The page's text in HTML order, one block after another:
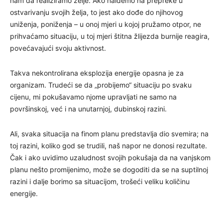
ostvarivanju svojih želja, to jest ako dođe do njihovog
uniženja, poniženja – u onoj mjeri u kojoj pružamo otpor, ne
prihvaćamo situaciju, u toj mjeri štitna žlijezda burnije reagira,
povećavajući svoju aktivnost.
Takva nekontrolirana eksplozija energije opasna je za
organizam. Trudeći se da „probijemo“ situaciju po svaku
cijenu, mi pokušavamo njome upravljati ne samo na
površinskoj, već i na unutarnjoj, dubinskoj razini.
Ali, svaka situacija na finom planu predstavlja dio svemira; na
toj razini, koliko god se trudili, naš napor ne donosi rezultate.
Čak i ako uvidimo uzaludnost svojih pokušaja da na vanjskom
planu nešto promijenimo, može se dogoditi da se na suptilnoj
razini i dalje borimo sa situacijom, trošeći veliku količinu
energije.